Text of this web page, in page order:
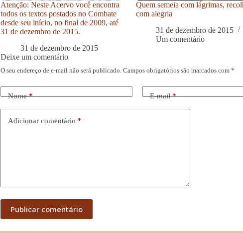
Atenção: Neste Acervo você encontra
todos os textos postados no Combate
desde seu início, no final de 2009, até
31 de dezembro de 2015.
31 de dezembro de 2015
Quem semeia com lágrimas,
com alegria
31 de dezembro de 2015
Um comentário
Deixe um comentário
O seu endereço de e-mail não será publicado. Campos obrigatórios são marcados com *
Nome* E-mail*
Adicionar comentário *
Publicar comentário